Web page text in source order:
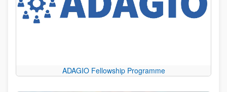
ADAGIO Fellowship Programme